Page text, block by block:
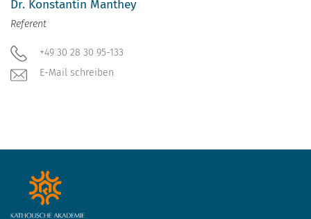
Dr. Konstantin Manthey
Referent
+49 30 28 30 95-133
E-Mail schreiben